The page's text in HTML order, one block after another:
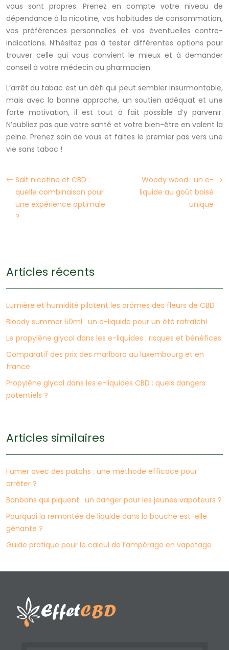
vous sont propres. Prenez en compte votre niveau de
dépendance à la nicotine, vos habitudes de consommation,
vos préférences personnelles et vos éventuelles contre-
indications. N’hésitez pas à tester différentes options pour
trouver celle qui vous convient le mieux et à demander
conseil à votre médecin ou pharmacien.
L’arrêt du tabac est un défi qui peut sembler insurmontable,
mais avec la bonne approche, un soutien adéquat et une
forte motivation, il est tout à fait possible d’y parvenir.
N’oubliez pas que votre santé et votre bien-être en valent la
peine. Prenez soin de vous et faites le premier pas vers une
vie sans tabac !
Salt nicotine et CBD :
quelle combinaison pour
une expérience optimale
?
Woody wood : un e-
liquide au goût boisé
unique
Articles récents
Lumière et humidité pilotent les arômes des fleurs de CBD
Bloody summer 50ml : un e-liquide pour un été rafraîchi
Le propylène glycol dans les e-liquides : risques et bénéfices
Comparatif des prix des marlboro au luxembourg et en
france
Propylène glycol dans les e-liquides CBD : quels dangers
potentiels ?
Articles similaires
Fumer avec des patchs : une méthode efficace pour
arrêter ?
Bonbons qui piquent : un danger pour les jeunes vapoteurs ?
Pourquoi la remontée de liquide dans la bouche est-elle
gênante ?
Guide pratique pour le calcul de l’ampérage en vapotage